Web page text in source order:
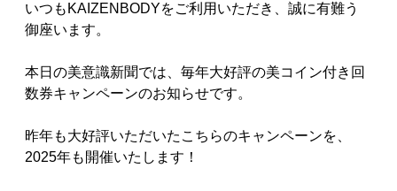
いつもKAIZENBODYをご利用いただき、誠に有難う
御座います。
本日の美意識新聞では、毎年大好評の美コイン付き回
数券キャンペーンのお知らせです。
昨年も大好評いただいたこちらのキャンペーンを、
2025年も開催いたします！